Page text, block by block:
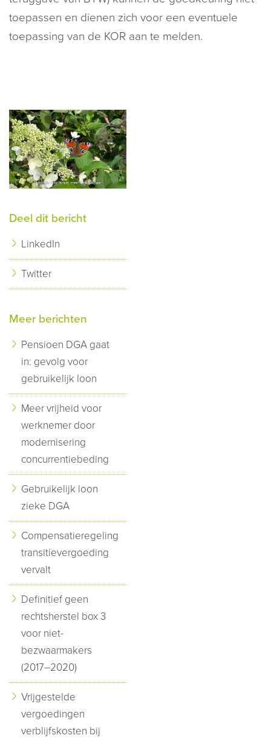
toepassen en dienen zich voor een eventuele
toepassing van de KOR aan te melden.
Deel dit bericht
LinkedIn
Twitter
Meer berichten
Pensioen DGA gaat
in: gevolg voor
gebruikelijk loon
Meer vrijheid voor
werknemer door
modernisering
concurrentiebeding
Gebruikelijk loon
zieke DGA
Compensatieregeling
transitievergoeding
vervalt
Definitief geen
rechtsherstel box 3
voor niet-
bezwaarmakers
(2017–2020)
Vrijgestelde
vergoedingen
verblijfskosten bij